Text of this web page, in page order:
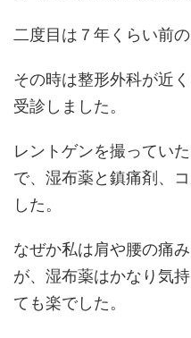
二度目は７年くらい前
その時は整形外科が近
受診しました。
レントゲンを撮ってい
で、湿布薬と鎮痛剤、
した。
なぜか私は肩や腰の痛
が、湿布薬はかなり気
ても楽でした。